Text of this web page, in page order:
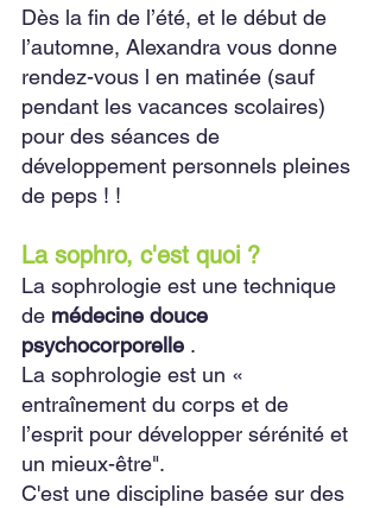
Dès la fin de l’été, et le début de
l’automne, Alexandra vous donne
rendez-vous l en matinée (sauf
pendant les vacances scolaires)
pour des séances de
développement personnels pleines
de peps ! !
La sophro, c'est quoi ?
La sophrologie est une technique
de médecine douce
psychocorporelle .
La sophrologie est un «
entraînement du corps et de
l’esprit pour développer sérénité et
un mieux-être".
C'est une discipline basée sur des